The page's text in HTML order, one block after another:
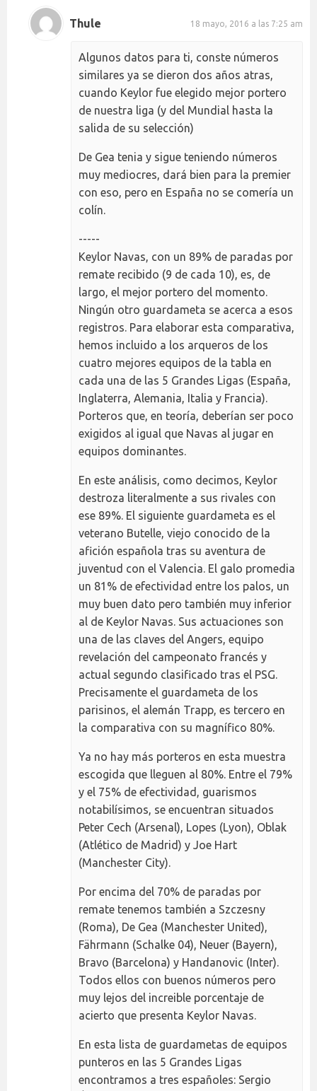
Thule 18 mayo, 2016 a las 7:25 am
Algunos datos para ti, conste números
similares ya se dieron dos años atras,
cuando Keylor fue elegido mejor portero
de nuestra liga (y del Mundial hasta la
salida de su selección)
De Gea tenia y sigue teniendo números
muy mediocres, dará bien para la premier
con eso, pero en España no se comería un
colín.
-----
Keylor Navas, con un 89% de paradas por
remate recibido (9 de cada 10), es, de
largo, el mejor portero del momento.
Ningún otro guardameta se acerca a esos
registros. Para elaborar esta comparativa,
hemos incluido a los arqueros de los
cuatro mejores equipos de la tabla en
cada una de las 5 Grandes Ligas (España,
Inglaterra, Alemania, Italia y Francia).
Porteros que, en teoría, deberían ser poco
exigidos al igual que Navas al jugar en
equipos dominantes.
En este análisis, como decimos, Keylor
destroza literalmente a sus rivales con
ese 89%. El siguiente guardameta es el
veterano Butelle, viejo conocido de la
afición española tras su aventura de
juventud con el Valencia. El galo promedia
un 81% de efectividad entre los palos, un
muy buen dato pero también muy inferior
al de Keylor Navas. Sus actuaciones son
una de las claves del Angers, equipo
revelación del campeonato francés y
actual segundo clasificado tras el PSG.
Precisamente el guardameta de los
parisinos, el alemán Trapp, es tercero en
la comparativa con su magnífico 80%.
Ya no hay más porteros en esta muestra
escogida que lleguen al 80%. Entre el 79%
y el 75% de efectividad, guarismos
notabilísimos, se encuentran situados
Peter Cech (Arsenal), Lopes (Lyon), Oblak
(Atlético de Madrid) y Joe Hart
(Manchester City).
Por encima del 70% de paradas por
remate tenemos también a Szczesny
(Roma), De Gea (Manchester United),
Fährmann (Schalke 04), Neuer (Bayern),
Bravo (Barcelona) y Handanovic (Inter).
Todos ellos con buenos números pero
muy lejos del increible porcentaje de
acierto que presenta Keylor Navas.
En esta lista de guardametas de equipos
punteros en las 5 Grandes Ligas
encontramos a tres españoles: Sergio